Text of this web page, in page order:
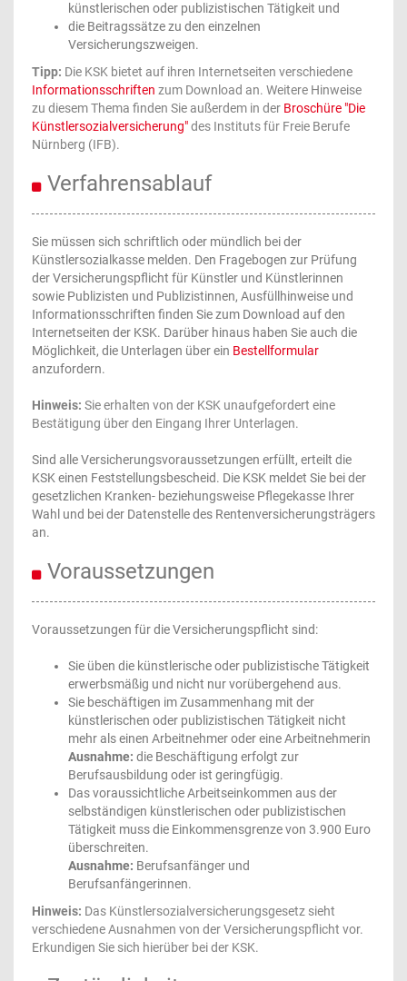
künstlerischen oder publizistischen Tätigkeit und
die Beitragssätze zu den einzelnen
Versicherungszweigen.
Tipp: Die KSK bietet auf ihren Internetseiten verschiedene
Informationsschriften zum Download an. Weitere Hinweise
zu diesem Thema finden Sie außerdem in der Broschüre "Die
Künstlersozialversicherung"des Instituts für Freie Berufe
Nürnberg (IFB).
Verfahrensablauf
Sie müssen sich schriftlich oder mündlich bei der
Künstlersozialkasse melden. Den Fragebogen zur Prüfung
der Versicherungspflicht für Künstler und Künstlerinnen
sowie Publizisten und Publizistinnen, Ausfüllhinweise und
Informationsschriften finden Sie zum Download auf den
Internetseiten der KSK. Darüber hinaus haben Sie auch die
Möglichkeit, die Unterlagen über ein Bestellformular
anzufordern.
Hinweis: Sie erhalten von der KSK unaufgefordert eine
Bestätigung über den Eingang Ihrer Unterlagen.
Sind alle Versicherungsvoraussetzungen erfüllt, erteilt die
KSK einen Feststellungsbescheid. Die KSK meldet Sie bei der
gesetzlichen Kranken- beziehungsweise Pflegekasse Ihrer
Wahl und bei der Datenstelle des Rentenversicherungsträgers
an.
Voraussetzungen
Voraussetzungen für die Versicherungspflicht sind:
Sie üben die künstlerische oder publizistische Tätigkeit
erwerbsmäßig und nicht nur vorübergehend aus.
Sie beschäftigen im Zusammenhang mit der
künstlerischen oder publizistischen Tätigkeit nicht
mehr als einen Arbeitnehmer oder eine Arbeitnehmerin
Ausnahme: die Beschäftigung erfolgt zur
Berufsausbildung oder ist geringfügig.
Das voraussichtliche Arbeitseinkommen aus der
selbständigen künstlerischen oder publizistischen
Tätigkeit muss die Einkommensgrenze von 3.900 Euro
überschreiten.
Ausnahme: Berufsanfänger und
Berufsanfängerinnen.
Hinweis: Das Künstlersozialversicherungsgesetz sieht
verschiedene Ausnahmen von der Versicherungspflicht vor.
Erkundigen Sie sich hierüber bei der KSK.